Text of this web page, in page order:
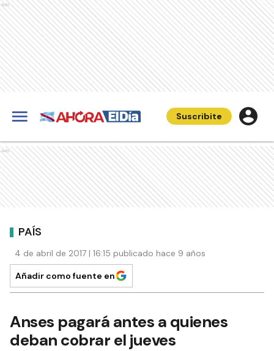
Ads
Suscribite
Ads
PAÍS
4 de abril de 2017 | 16:15 publicado hace 9 años
Añadir como fuente en
Anses pagará antes a quienes
deban cobrar el jueves